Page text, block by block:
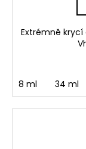
Extrémně
8 ml 34 ml